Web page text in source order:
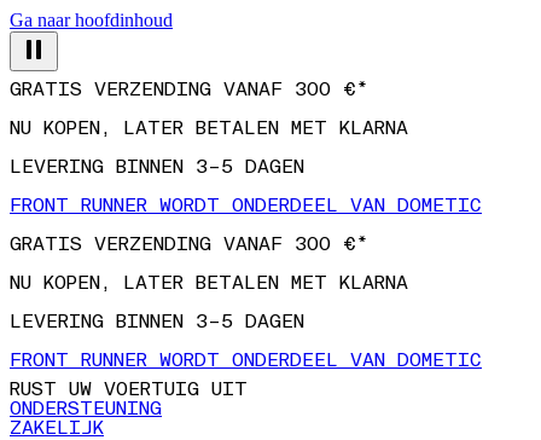
Ga naar hoofdinhoud
GRATIS VERZENDING VANAF 300 €*
NU KOPEN, LATER BETALEN MET KLARNA
LEVERING BINNEN 3–5 DAGEN
FRONT RUNNER WORDT ONDERDEEL VAN DOMETIC
GRATIS VERZENDING VANAF 300 €*
NU KOPEN, LATER BETALEN MET KLARNA
LEVERING BINNEN 3–5 DAGEN
FRONT RUNNER WORDT ONDERDEEL VAN DOMETIC
RUST UW VOERTUIG UIT
ONDERSTEUNING
ZAKELIJK